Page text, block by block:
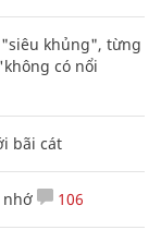
khủng", từng
có nổi
bãi cát
nhớ 106